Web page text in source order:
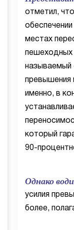
отметил,
местах
пешеходных
называемый
превышения
именно, в
который
90-
Однако
усилия
более,